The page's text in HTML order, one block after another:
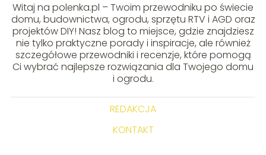
Witaj na polenka.pl – Twoim przewodniku po świecie
domu, budownictwa, ogrodu, sprzętu RTV i AGD oraz
projektów DIY! Nasz blog to miejsce, gdzie znajdziesz
nie tylko praktyczne porady i inspiracje, ale również
szczegółowe przewodniki i recenzje, które pomogą
Ci wybrać najlepsze rozwiązania dla Twojego domu
i ogrodu.
REDAKCJA
KONTAKT